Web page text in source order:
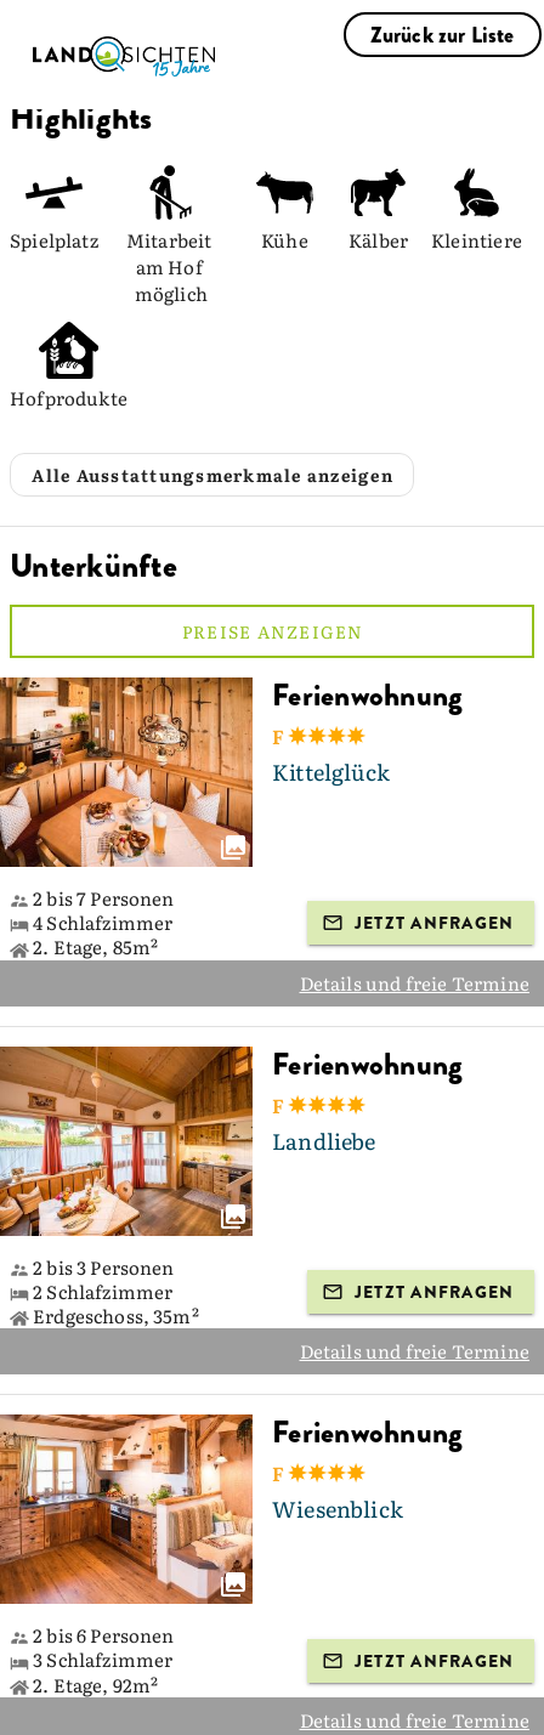
Zurück zur Liste
Highlights
Spielplatz
Mitarbeit
am Hof
möglich
Kühe Kälber Kleintiere
Hofprodukte
Alle Ausstattungsmerkmale anzeigen
Unterkünfte
PREISE ANZEIGEN
Ferienwohnung
F
Kittelglück
2 bis 7 Personen
4 Schlafzimmer
2. Etage, 85m²
JETZT ANFRAGEN
Details und freie Termine
Ferienwohnung
F
Landliebe
2 bis 3 Personen
2 Schlafzimmer
Erdgeschoss, 35m²
JETZT ANFRAGEN
Details und freie Termine
Ferienwohnung
F
Wiesenblick
2 bis 6 Personen
3 Schlafzimmer
2. Etage, 92m²
JETZT ANFRAGEN
Details und freie Termine